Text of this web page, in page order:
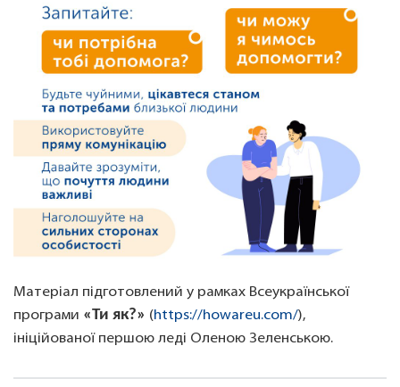
Матеріал підготовлений у рамках Всеукраїнської
програми «Ти як?» (https://howareu.com/),
ініційованої першою леді Оленою Зеленською.